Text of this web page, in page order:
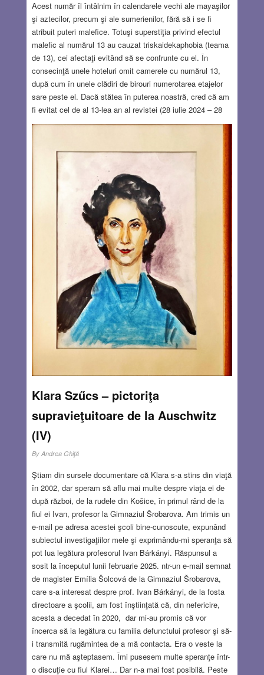
Acest număr îl întâlnim în calendarele vechi ale mayaşilor
şi aztecilor, precum şi ale sumerienilor, fără să i se fi
atribuit puteri malefice. Totuşi superstiţia privind efectul
malefic al numărul 13 au cauzat triskaidekaphobia (teama
de 13), cei afectaţi evitând să se confrunte cu el. În
consecinţă unele hoteluri omit camerele cu numărul 13,
după cum în unele clădiri de birouri numerotarea etajelor
sare peste el. Dacă stătea în puterea noastră, cred că am
fi evitat cel de al 13-lea an al revistei (28 iulie 2024 – 28
iulie 2025), întrucât nu a fost deloc uşor. Autorii (dar şi
bombardamente, violenţe şi acte de terorism, frământări
sociale şi politice, întorsături electorale nemaiîntâlnite,
incendii şi intemperii. În ciuda acestor evenimente care
ne-au ţinut cu nervii întinşi, când autorii din Israel îşi
scriau articolele în adăpost, sub tirul rachetelor, iar noi,
ceilalţi, urmăream ştirile cu sufletul la gură, fiecare număr
din Baabel a apărut la timp, între două numere ordinare
fiind publicat şi câte un Articol de Joi, astfel încât audienţa
revistei a rămas constantă, ba mai mult, uneori a şi
Read more…
JUL 28, 2025 25 COMMENTS
Klara Szűcs – pictoriţa
supravieţuitoare de la Auschwitz
(IV)
By Andrea Ghiţă
Ştiam din sursele documentare că Klara s-a stins din viaţă
în 2002, dar speram să aflu mai multe despre viaţa ei de
după război, de la rudele din Košice, în primul rând de la
fiul ei Ivan, profesor la Gimnaziul Šrobarova. Am trimis un
e-mail pe adresa acestei şcoli bine-cunoscute, expunând
subiectul investigaţiilor mele şi exprimându-mi speranţa să
pot lua legătura profesorul Ivan Bárkányi. Răspunsul a
sosit la începutul lunii februarie 2025. ntr-un e-mail semnat
de magister Emília Šolcová de la Gimnaziul Šrobarova,
care s-a interesat despre prof. Ivan Bárkányi, de la fosta
directoare a şcolii, am fost înştiinţată că, din nefericire,
acesta a decedat în 2020, dar mi-au promis că vor
încerca să ia legătura cu familia defunctului profesor şi să-
i transmită rugămintea de a mă contacta. Era o veste la
care nu mă aşteptasem. Îmi pusesem multe speranţe într-
o discuţie cu fiul Klarei… Dar n-a mai fost posibilă. Peste